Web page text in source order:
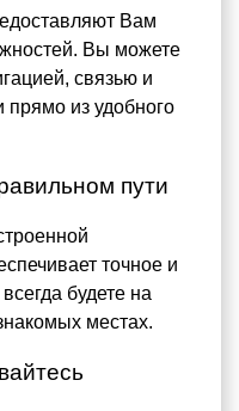
Вам
Вы можете
связью и
из удобного
пути
точное и
будете на
местах.